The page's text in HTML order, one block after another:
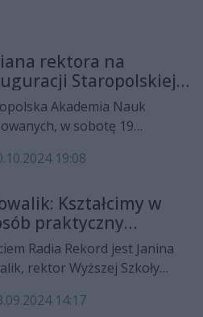
rektora na
Staropolskiej
Nauk
Akademia Nauk
w sobotę 19
Podczas uroczystości
powrócił dr Jan Telus.
się też immatrykulacja
pierwszego roku. Poza
zostały nagrody
dla nauczycieli uczelni.
19:08
Kształcimy w
praktyczny
w to, co mówią
studenci
Radia Rekord jest Janina
rektor Wyższej Szkoły
wyróżnia się tym, że
14:17